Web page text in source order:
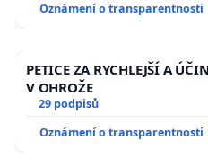
Oznámení o transparentnosti
PETICE ZA RYCHLEJŠÍ A
V OHROŽE
29 podpisů
Oznámení o transparentnosti